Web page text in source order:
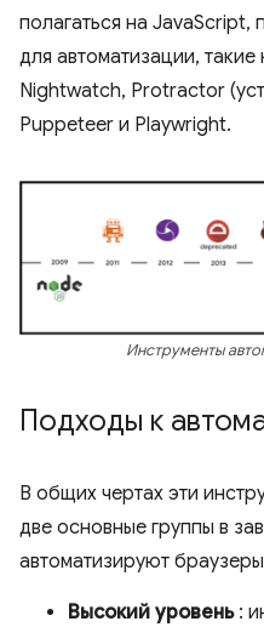
полагаться на JavaScript,
для автоматизации,
Nightwatch, Protractor
Puppeteer и Playwright.
Инструменты
Подходы к
В общих чертах эти
две основные группы в
автоматизируют
Высокий уровень: